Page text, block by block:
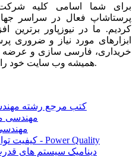
برای شما اسامی کلیه
پرستاشاپ فعال در سراسر
کردیم. ما در نیوزپاور برترین
ابزارهای مورد نیاز و ضروری
خریداری، فارسی سازی و عرضه
همیشه وب سایت خود را بروز و پویا نگه دارید.
کتب مرجع رشته
مهندسی
کیفیت توان - Power Quality
دینامیک سیستم های